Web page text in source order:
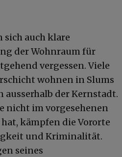
sich auch klare
der Wohnraum für
vergessen. Viele
wohnen in Slums
der Kernstadt.
nicht im vorgesehenen
kämpfen die Vororte
und Kriminalität.
seines